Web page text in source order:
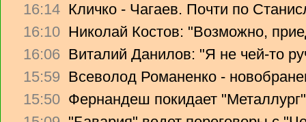
16:14 Кличко - Чагаев. Почти по
16:10 Николай Костов: "Возможно,
16:06 Виталий Данилов: "Я не чей-то
15:59 Всеволод Романенко -
15:50 Фернандеш покидает "Металлург"